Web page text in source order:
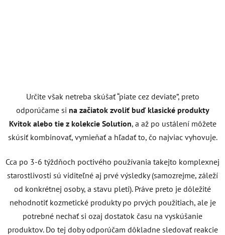
Určite však netreba skúšať “piate cez deviate”, preto
odporúčame si na začiatok zvoliť buď klasické produkty
Kvitok alebo tie z kolekcie Solution, a až po ustálení môžete
skúsiť kombinovať, vymieňať a hľadať to, čo najviac vyhovuje.
Cca po 3-6 týždňoch poctivého používania takejto komplexnej
starostlivosti sú viditeľné aj prvé výsledky (samozrejme, záleží
od konkrétnej osoby, a stavu pleti). Práve preto je dôležité
nehodnotiť kozmetické produkty po prvých použitiach, ale je
potrebné nechať si ozaj dostatok času na vyskúšanie
produktov. Do tej doby odporúčam dôkladne sledovať reakcie